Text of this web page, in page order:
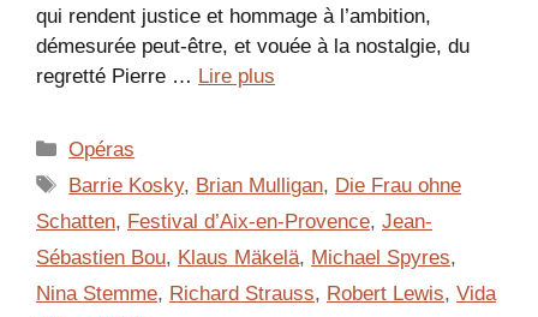
qui rendent justice et hommage à l’ambition,
démesurée peut-être, et vouée à la nostalgie, du
regretté Pierre … Lire plus
Catégories
Opéras
Étiquettes
Barrie Kosky, Brian Mulligan, Die Frau ohne
Schatten, Festival d’Aix-en-Provence, Jean-
Sébastien Bou, Klaus Mäkelä, Michael Spyres,
Nina Stemme, Richard Strauss, Robert Lewis, Vida